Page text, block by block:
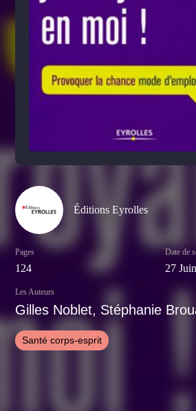
Éditions Eyrolles
Pages
124
Date de
27
Les Auteurs
Gilles Noblet, Stéphanie
Santé corps-esprit